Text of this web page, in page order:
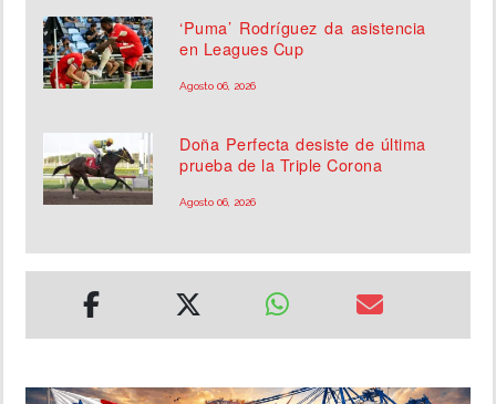
‘Puma’ Rodríguez da asistencia
en Leagues Cup
Agosto 06, 2026
Doña Perfecta desiste de última
prueba de la Triple Corona
Agosto 06, 2026